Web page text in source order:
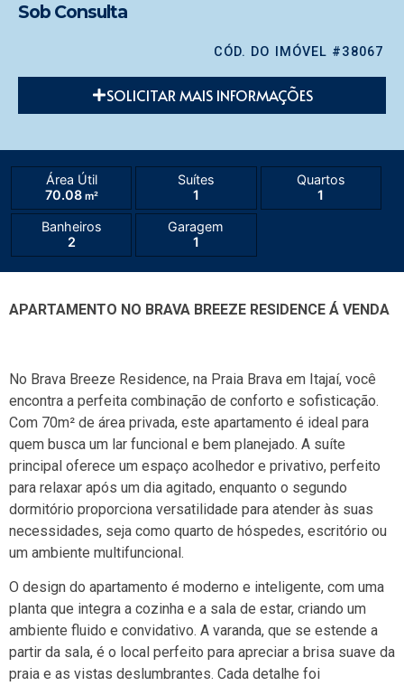
Sob Consulta
CÓD. DO IMÓVEL #38067
SOLICITAR MAIS INFORMAÇÕES
Área Útil
70.08m²
Suítes
1
Quartos
1
Banheiros
2
Garagem
1
APARTAMENTO NO BRAVA BREEZE RESIDENCE Á VENDA
No Brava Breeze Residence, na Praia Brava em Itajaí, você
encontra a perfeita combinação de conforto e sofisticação.
Com 70m² de área privada, este apartamento é ideal para
quem busca um lar funcional e bem planejado. A suíte
principal oferece um espaço acolhedor e privativo, perfeito
para relaxar após um dia agitado, enquanto o segundo
dormitório proporciona versatilidade para atender às suas
necessidades, seja como quarto de hóspedes, escritório ou
um ambiente multifuncional.
O design do apartamento é moderno e inteligente, com uma
planta que integra a cozinha e a sala de estar, criando um
ambiente fluido e convidativo. A varanda, que se estende a
partir da sala, é o local perfeito para apreciar a brisa suave da
praia e as vistas deslumbrantes. Cada detalhe foi